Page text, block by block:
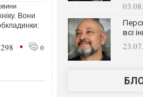
Вони
• 0
всі